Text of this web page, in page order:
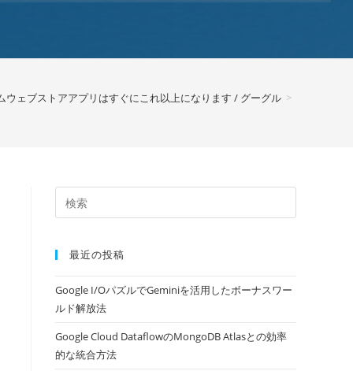
ウェブストアアプリはすぐにこれ以上になります / グーグル >
最近の投稿
Google I/OパズルでGeminiを活用したボーナスワー
ルド解放法
Google Cloud DataflowのMongoDB Atlasとの効率
的な統合方法